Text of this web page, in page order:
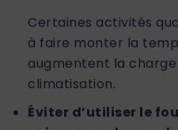
Certaines activités
à faire monter la
augmentent la
climatisation.
Éviter d’utiliser le